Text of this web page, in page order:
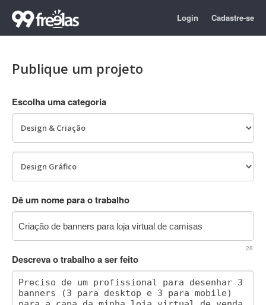
Login Cadastre-se
Publique um projeto
Escolha uma categoria
Dê um nome para o trabalho
28
Descreva o trabalho a ser feito